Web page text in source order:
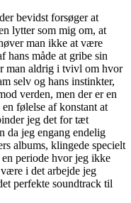
bevidst forsøger at
lytter som mig om, at
man ikke at være
hans måde at gribe sin
man aldrig i tvivl om hvor
selv og hans instinkter,
verden, men der er en
følelse af konstant at
jeg det for tæt
da jeg engang endelig
albums, klingede specielt
periode hvor jeg ikke
i det arbejde jeg
perfekte soundtrack til